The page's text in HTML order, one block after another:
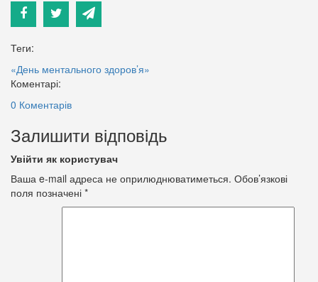
Теги:
«День ментального здоров’я»
Коментарі:
0 Коментарів
Залишити відповідь
Увійти як користувач
Ваша e-mail адреса не оприлюднюватиметься. Обов’язкові
поля позначені *